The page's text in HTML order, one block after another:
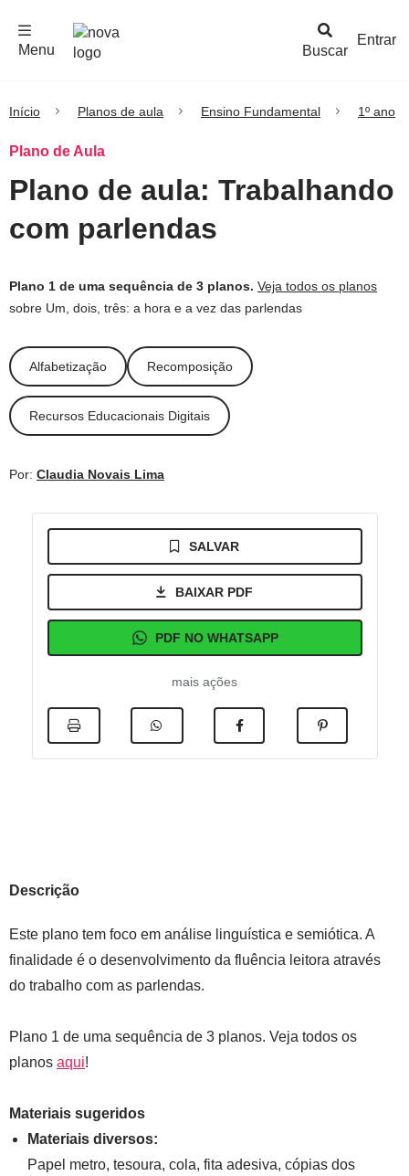
Buscar
Menu
Entrar
Início Planos de aula Ensino Fundamental 1º ano
Plano de Aula
Plano de aula: Trabalhando
com parlendas
Plano 1 de uma sequência de 3 planos. Veja todos os planos
sobre Um, dois, três: a hora e a vez das parlendas
Alfabetização Recomposição
Recursos Educacionais Digitais
Por: Claudia Novais Lima
SALVAR
BAIXAR PDF
PDF NO WHATSAPP
mais ações
Descrição
Este plano tem foco em análise linguística e semiótica. A
finalidade é o desenvolvimento da fluência leitora através
do trabalho com as parlendas.
Plano 1 de uma sequência de 3 planos. Veja todos os
planos aqui!
Materiais sugeridos
Materiais diversos:
Papel metro, tesoura, cola, fita adesiva, cópias dos